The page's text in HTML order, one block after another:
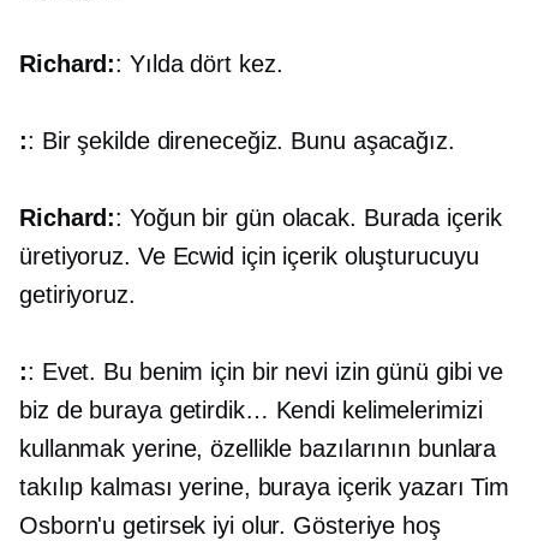
Richard:: Yılda dört kez.
:: Bir şekilde direneceğiz. Bunu aşacağız.
Richard:: Yoğun bir gün olacak. Burada içerik
üretiyoruz. Ve Ecwid için içerik oluşturucuyu
getiriyoruz.
:: Evet. Bu benim için bir nevi izin günü gibi ve
biz de buraya getirdik… Kendi kelimelerimizi
kullanmak yerine, özellikle bazılarının bunlara
takılıp kalması yerine, buraya içerik yazarı Tim
Osborn'u getirsek iyi olur. Gösteriye hoş